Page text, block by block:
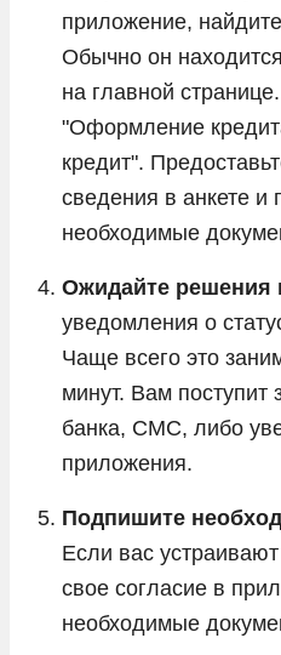
приложение,
Обычно он
на главной
"Оформление
кредит".
сведения в анкете и
необходимые
Ожидайте решения
уведомления о
Чаще всего это
минут. Вам поступит
банка, СМС, либо
приложения.
Подпишите
Если вас
свое согласие в
необходимые